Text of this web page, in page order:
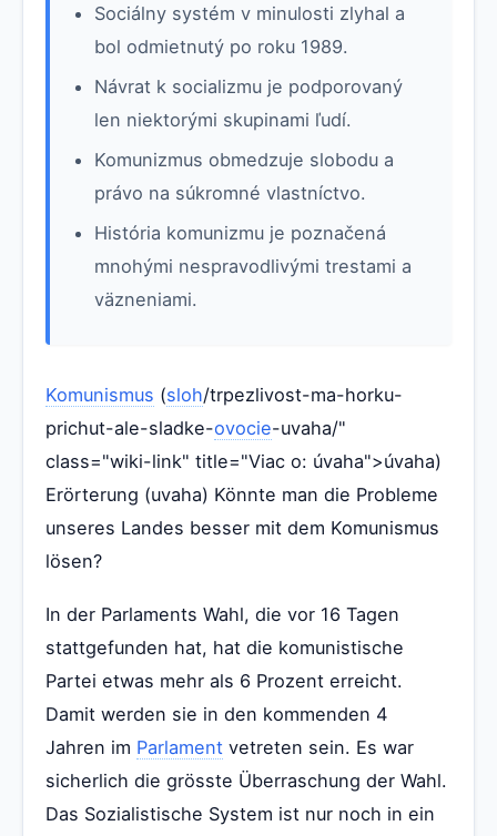
Sociálny systém v minulosti zlyhal a
bol odmietnutý po roku 1989.
Návrat k socializmu je podporovaný
len niektorými skupinami ľudí.
Komunizmus obmedzuje slobodu a
právo na súkromné vlastníctvo.
História komunizmu je poznačená
mnohými nespravodlivými trestami a
väzneniami.
Komunismus (sloh/trpezlivost-ma-horku-
prichut-ale-sladke-ovocie-uvaha/"
class="wiki-link" title="Viac o: úvaha">úvaha)
Erörterung (uvaha) Könnte man die Probleme
unseres Landes besser mit dem Komunismus
lösen?
In der Parlaments Wahl, die vor 16 Tagen
stattgefunden hat, hat die komunistische
Partei etwas mehr als 6 Prozent erreicht.
Damit werden sie in den kommenden 4
Jahren im Parlament vetreten sein. Es war
sicherlich die grösste Überraschung der Wahl.
Das Sozialistische System ist nur noch in ein